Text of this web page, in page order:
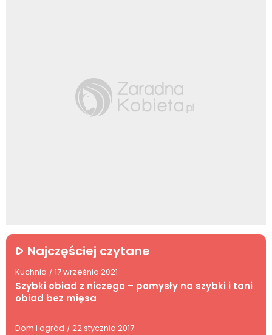
Najczęściej czytane
Kuchnia / 17 września 2021
Szybki obiad z niczego – pomysły na szybki i tani
obiad bez mięsa
Dom i ogród / 22 stycznia 2017